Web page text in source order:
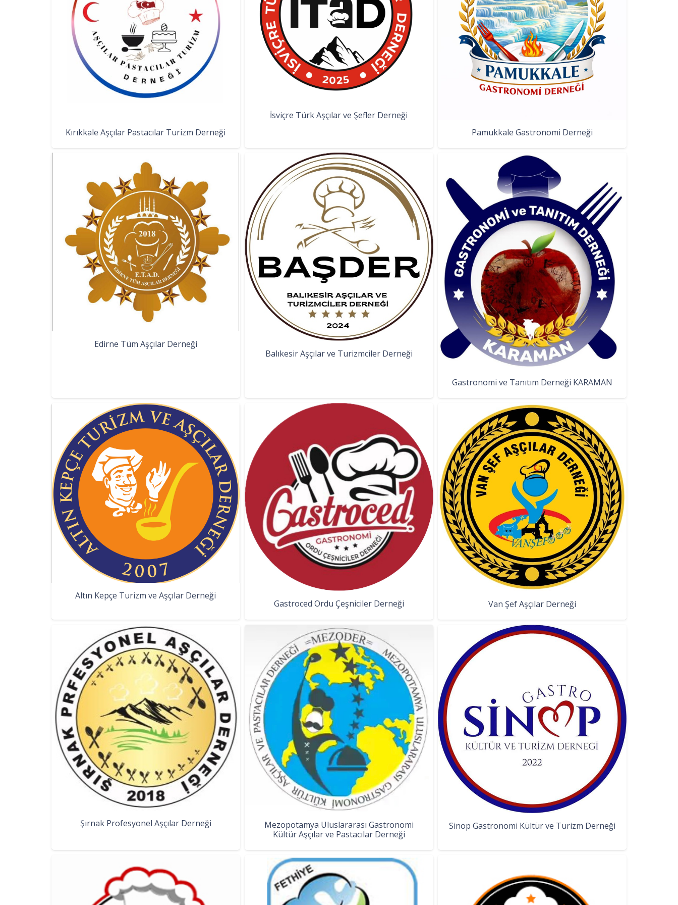
Kırıkkale Aşçılar Pastacılar Turizm Derneği
İsviçre Türk Aşçılar ve Şefler Derneği
Pamukkale Gastronomi Derneği
Edirne Tüm Aşçılar Derneği
Balıkesir Aşçılar ve Turizmciler Derneği
Gastronomi ve Tanıtım Derneği KARAMAN
Altın Kepçe Turizm ve Aşçılar Derneği
Gastroced Ordu Çeşniciler Derneği Van Şef Aşçılar Derneği
Şırnak Profesyonel Aşçılar Derneği
Mezopotamya Uluslararası Gastronomi
Kültür Aşçılar ve Pastacılar Derneği
Sinop Gastronomi Kültür ve Turizm Derneği